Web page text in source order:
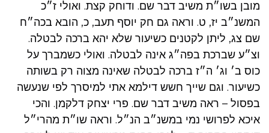
מובן בשו״ת משיב דבר שם. ודוחק קצת. ואולי ז״כ
המשנ״ב יז, ט. וראה גם חק יוסף תעב, כ, הובא בכה״ח
שם צג, ליתן לקטנים כשיעור שלא יהא ברכה לבטלה.
וצ״ע שברכת בפה״ג אינה לבטלה. ואולי כשמברך על
כוס ב׳ וג׳ ה״ז ברכה לבטלה שאינה מצוה רק בשותה
כשיעור. וגם שייך חשש דילמא אתי למיסרך לפי שנעשה
בפסול – ראה משיב דבר שם. פרי יצחק דלקמן. והכי
איכא לפרושי נמי במשנ״ב הנ״ל. וראה שו״ת מהרי״ל